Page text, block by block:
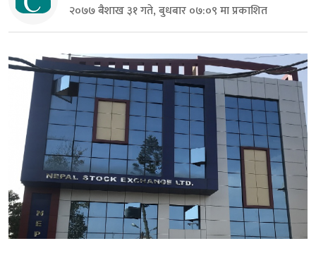
२०७७ बैशाख ३१ गते, बुधबार ०७:०९ मा प्रकाशित